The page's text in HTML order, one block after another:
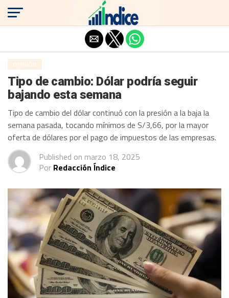
OPINIÓN
Tipo de cambio: Dólar podría seguir
bajando esta semana
Tipo de cambio del dólar continuó con la presión a la baja la
semana pasada, tocando mínimos de S/3,66, por la mayor
oferta de dólares por el pago de impuestos de las empresas.
Published on marzo 18, 2025
Por Redacción Índice
Salir de la versión móvil